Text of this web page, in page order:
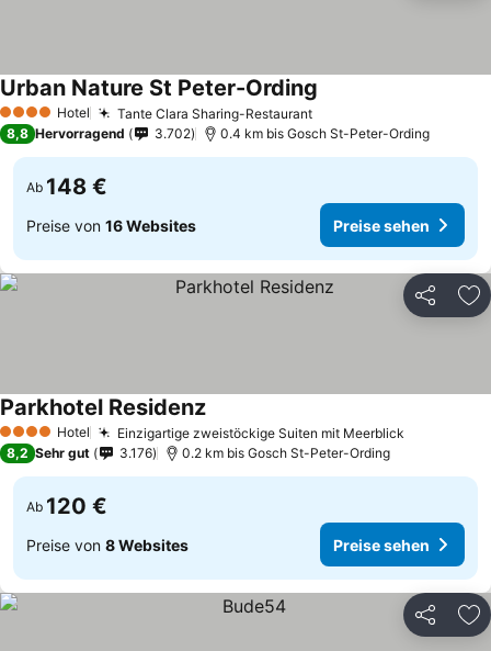
4 Sterne Hotel Tante Clara Sharing-RestaurantPreise sehen
Urban Nature St Peter-Ording
8,8 Hervorragend 3.702 0.4 km bis Gosch St-Peter-Ording
Ab 148 €
Preise von 16 Websites Preise sehen
Teilen
4 Sterne Hotel Einzigartige zweistöckige Suiten mit Meerblick
Parkhotel ResidenzPreise sehen
8,2 Sehr gut 3.176 0.2 km bis Gosch St-Peter-Ording
Ab 120 €
Preise von 8 Websites Preise sehen
Teilen